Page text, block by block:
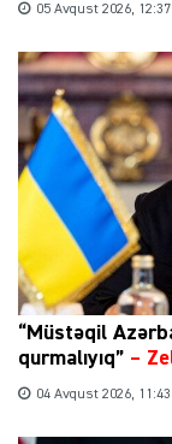
05 Avqust 2026, 12:37
“Müstəqil
qurmalıyıq” –
04 Avqust 2026, 11:43